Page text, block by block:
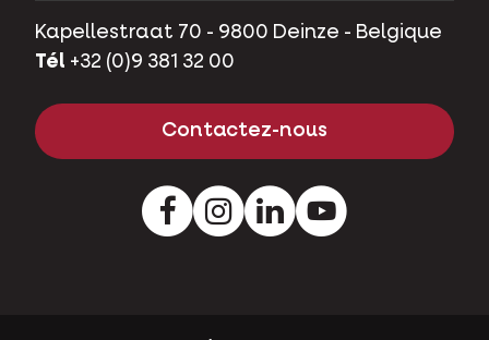
Kapellestraat 70 - 9800 Deinze - Belgique
Tél +32 (0)9 381 32 00
Contactez-nous
FacebookInstagramLinkedInYoutube